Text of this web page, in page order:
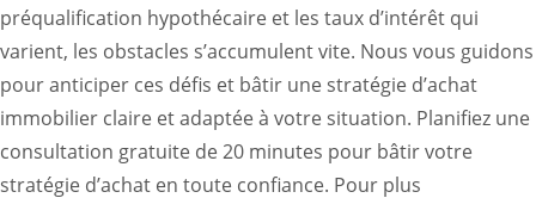
préqualification hypothécaire et les taux d’intérêt qui
varient, les obstacles s’accumulent vite. Nous vous guidons
pour anticiper ces défis et bâtir une stratégie d’achat
immobilier claire et adaptée à votre situation. Planifiez une
consultation gratuite de 20 minutes pour bâtir votre
stratégie d’achat en toute confiance. Pour plus